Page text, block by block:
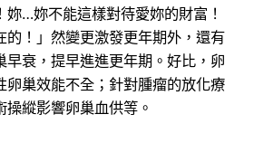
妳…妳不能這樣對待愛妳的財富！
的！」然變更激發更年期外，還有
早衰，提早進進更年期。好比，卵
卵巢效能不全；針對腫瘤的放化療
縱影響卵巢血供等。